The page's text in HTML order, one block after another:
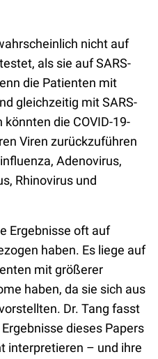
nicht auf
als sie auf SARS-
die Patienten mit
gleichzeitig mit SARS-
die COVID-19-
Viren zurückzuführen
Adenovirus,
Rhinovirus und
Ergebnisse oft auf
haben. Es liege auf
mit größerer
haben, da sie sich aus
Dr. Tang fasst
dieses Papers
interpretieren – und ihre